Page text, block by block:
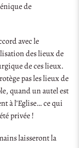
de
avec le
des lieux de
de ces lieux.
pas les lieux de
quand un autel est
à l’Eglise… ce qui
privée !
laisseront la